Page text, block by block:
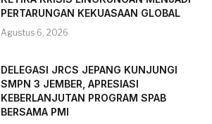
PERTARUNGAN KEKUASAAN GLOBAL
Agustus 6, 2026
DELEGASI JRCS JEPANG KUNJUNGI
SMPN 3 JEMBER, APRESIASI
KEBERLANJUTAN PROGRAM SPAB
BERSAMA PMI